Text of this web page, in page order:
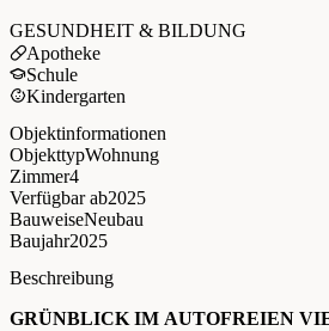
GESUNDHEIT & BILDUNG
Apotheke
Schule
Kindergarten
Objektinformationen
ObjekttypWohnung
Zimmer4
Verfügbar ab2025
BauweiseNeubau
Baujahr2025
Beschreibung
GRÜNBLICK IM AUTOFREIEN